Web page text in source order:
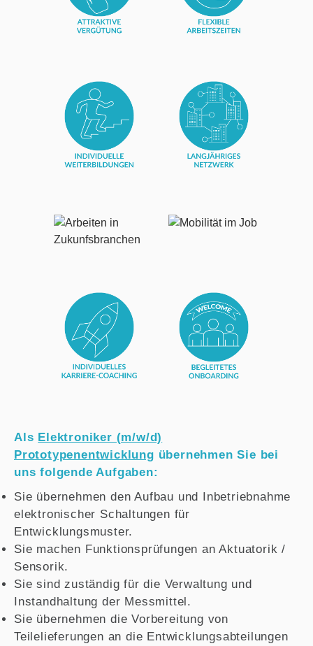
Als Elektroniker (m/w/d)
Prototypenentwicklung übernehmen Sie bei
uns folgende Aufgaben:
Sie übernehmen den Aufbau und Inbetriebnahme
elektronischer Schaltungen für
Entwicklungsmuster.
Sie machen Funktionsprüfungen an Aktuatorik /
Sensorik.
Sie sind zuständig für die Verwaltung und
Instandhaltung der Messmittel.
Sie übernehmen die Vorbereitung von
Teilelieferungen an die Entwicklungsabteilungen